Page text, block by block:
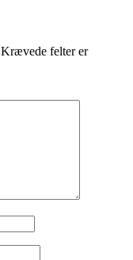
Krævede felter er